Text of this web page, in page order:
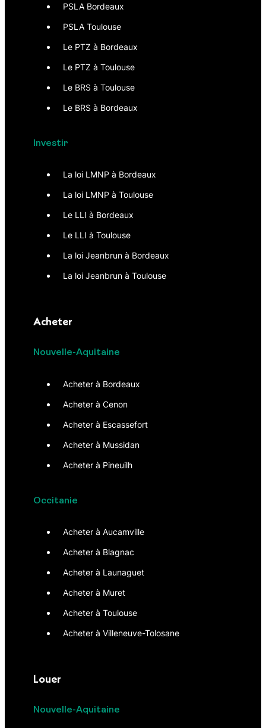
PSLA Bordeaux
PSLA Toulouse
Le PTZ à Bordeaux
Le PTZ à Toulouse
Le BRS à Toulouse
Le BRS à Bordeaux
Investir
La loi LMNP à Bordeaux
La loi LMNP à Toulouse
Le LLI à Bordeaux
Le LLI à Toulouse
La loi Jeanbrun à Bordeaux
La loi Jeanbrun à Toulouse
Acheter
Nouvelle-Aquitaine
Acheter à Bordeaux
Acheter à Cenon
Acheter à Escassefort
Acheter à Mussidan
Acheter à Pineuilh
Occitanie
Acheter à Aucamville
Acheter à Blagnac
Acheter à Launaguet
Acheter à Muret
Acheter à Toulouse
Acheter à Villeneuve-Tolosane
Louer
Nouvelle-Aquitaine